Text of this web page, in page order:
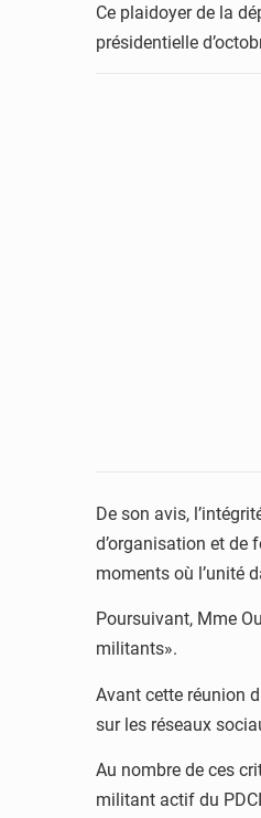
Ce plaidoyer de la
présidentielle
De son avis,
d’organisation et de
moments où l’unité
Poursuivant, Mme
militants».
Avant cette réunion
sur les réseaux
Au nombre de ces
militant actif du